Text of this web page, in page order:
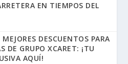
EN TIEMPOS DEL
DESCUENTOS PARA
DE GRUPO XCARET: ¡TU
AQUÍ!